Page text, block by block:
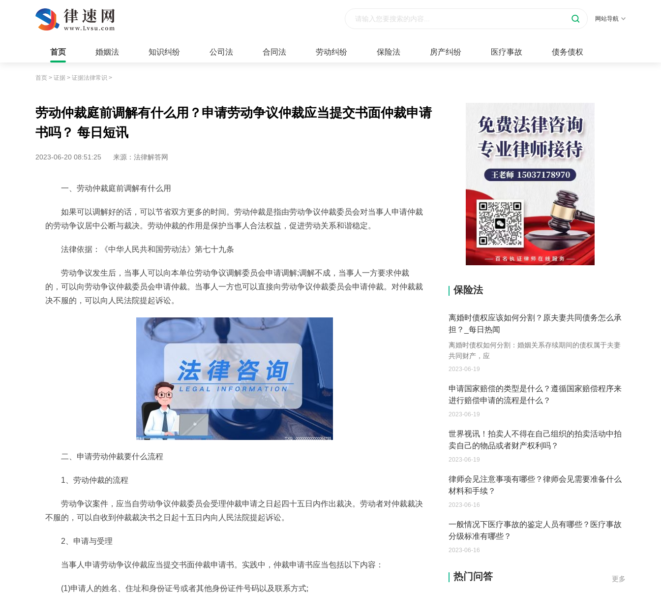
网站导航
首页 婚姻法 知识纠纷 公司法 合同法 劳动纠纷 保险法 房产纠纷 医疗事故 债务债权
首页 > 证据 > 证据法律常识 >
劳动仲裁庭前调解有什么用？申请劳动争议仲裁应当提交书面仲裁申请
书吗？ 每日短讯
2023-06-20 08:51:25 来源：法律解答网
一、劳动仲裁庭前调解有什么用
如果可以调解好的话，可以节省双方更多的时间。劳动仲裁是指由劳动争议仲裁委员会对当事人申请仲裁
的劳动争议居中公断与裁决。劳动仲裁的作用是保护当事人合法权益，促进劳动关系和谐稳定。
法律依据：《中华人民共和国劳动法》第七十九条
劳动争议发生后，当事人可以向本单位劳动争议调解委员会申请调解;调解不成，当事人一方要求仲裁
的，可以向劳动争议仲裁委员会申请仲裁。当事人一方也可以直接向劳动争议仲裁委员会申请仲裁。对仲裁裁
决不服的，可以向人民法院提起诉讼。
二、申请劳动仲裁要什么流程
1、劳动仲裁的流程
劳动争议案件，应当自劳动争议仲裁委员会受理仲裁申请之日起四十五日内作出裁决。劳动者对仲裁裁决
不服的，可以自收到仲裁裁决书之日起十五日内向人民法院提起诉讼。
2、申请与受理
当事人申请劳动争议仲裁应当提交书面仲裁申请书。实践中，仲裁申请书应当包括以下内容：
(1)申请人的姓名、住址和身份证号或者其他身份证件号码以及联系方式;
保险法
离婚时债权应该如何分割？原夫妻共同债务怎么承
担？_每日热闻
离婚时债权如何分割：婚姻关系存续期间的债权属于夫妻
共同财产，应
2023-06-19
申请国家赔偿的类型是什么？遵循国家赔偿程序来
进行赔偿申请的流程是什么？
2023-06-19
世界视讯！拍卖人不得在自己组织的拍卖活动中拍
卖自己的物品或者财产权利吗？
2023-06-19
律师会见注意事项有哪些？律师会见需要准备什么
材料和手续？
2023-06-16
一般情况下医疗事故的鉴定人员有哪些？医疗事故
分级标准有哪些？
2023-06-16
更多
热门问答
遗产继承必须要公证吗？